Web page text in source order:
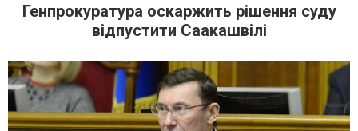
Генпрокуратура оскаржить рішення суду
відпустити Саакашвілі